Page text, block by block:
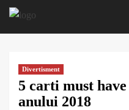
Sari
Divertisment
5 carti must
anului 2018